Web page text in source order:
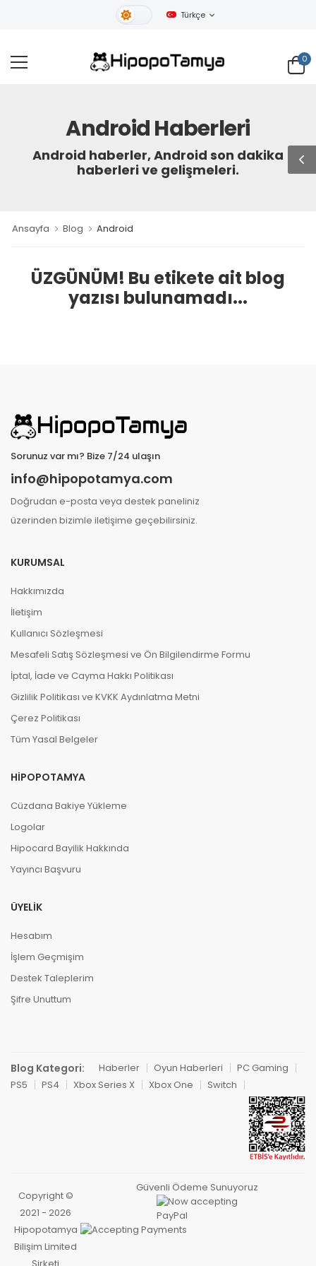
Gündüz Tema
Türkçe
0
Android Haberleri
Android haberler, Android son dakika
haberleri ve gelişmeleri.
Ansayfa Blog Android
ÜZGÜNÜM! Bu etikete ait blog
yazısı bulunamadı...
Sorunuz var mı? Bize 7/24 ulaşın
info@hipopotamya.com
Doğrudan e-posta veya destek paneliniz
üzerinden bizimle iletişime geçebilirsiniz.
KURUMSAL
Hakkımızda
İletişim
Kullanıcı Sözleşmesi
Mesafeli Satış Sözleşmesi ve Ön Bilgilendirme Formu
İptal, İade ve Cayma Hakkı Politikası
Gizlilik Politikası ve KVKK Aydınlatma Metni
Çerez Politikası
Tüm Yasal Belgeler
HIPOPOTAMYA
Cüzdana Bakiye Yükleme
Logolar
Hipocard Bayilik Hakkında
Yayıncı Başvuru
ÜYELIK
Hesabım
İşlem Geçmişim
Destek Taleplerim
Şifre Unuttum
Blog Kategori: Haberler Oyun Haberleri
PC Gaming
PS5
PS4 Xbox Series X Xbox One Switch
Copyright ©
2021 - 2026
Hipopotamya
Bilişim Limited
Güvenli Ödeme Sunuyoruz